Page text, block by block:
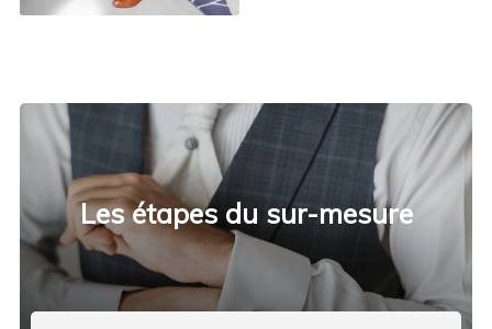
Les étapes du sur-mesure